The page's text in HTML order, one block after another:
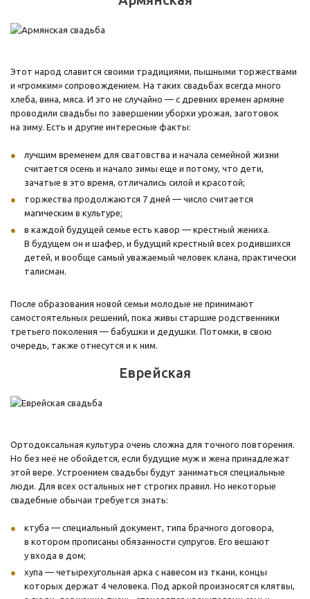
Этот народ славится своими традициями, пышными торжествами
и «громким» сопровождением. На таких свадьбах всегда много
хлеба, вина, мяса. И это не случайно — с древних времен армяне
проводили свадьбы по завершении уборки урожая, заготовок
на зиму. Есть и другие интересные факты:
лучшим временем для сватовства и начала семейной жизни
считается осень и начало зимы еще и потому, что дети,
зачатые в это время, отличались силой и красотой;
торжества продолжаются 7 дней — число считается
магическим в культуре;
в каждой будущей семье есть кавор — крестный жениха.
В будущем он и шафер, и будущий крестный всех родившихся
детей, и вообще самый уважаемый человек клана, практически
талисман.
После образования новой семьи молодые не принимают
самостоятельных решений, пока живы старшие родственники
третьего поколения — бабушки и дедушки. Потомки, в свою
очередь, также отнесутся и к ним.
Еврейская
Ортодоксальная культура очень сложна для точного повторения.
Но без неё не обойдется, если будущие муж и жена принадлежат
этой вере. Устроением свадьбы будут заниматься специальные
люди. Для всех остальных нет строгих правил. Но некоторые
свадебные обычаи требуется знать:
ктуба — специальный документ, типа брачного договора,
в котором прописаны обязанности супругов. Его вешают
у входа в дом;
хупа — четырехугольная арка с навесом из ткани, концы
которых держат 4 человека. Под аркой произносятся клятвы,